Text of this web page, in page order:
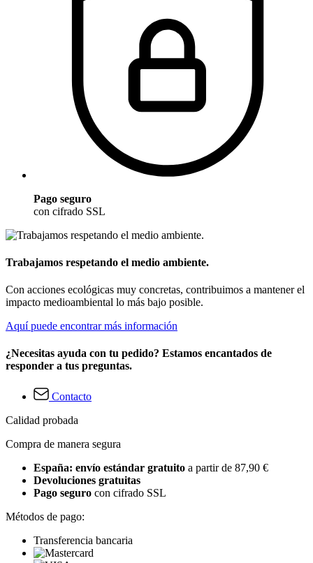
Pago seguro
con cifrado SSL
Trabajamos respetando el medio ambiente.
Con acciones ecológicas muy concretas, contribuimos a mantener el
impacto medioambiental lo más bajo posible.
Aquí puede encontrar más información
¿Necesitas ayuda con tu pedido? Estamos encantados de
responder a tus preguntas.
Contacto
Calidad probada
Compra de manera segura
España: envío estándar gratuito a partir de 87,90 €
Devoluciones gratuitas
Pago seguro con cifrado SSL
Métodos de pago:
Transferencia bancaria